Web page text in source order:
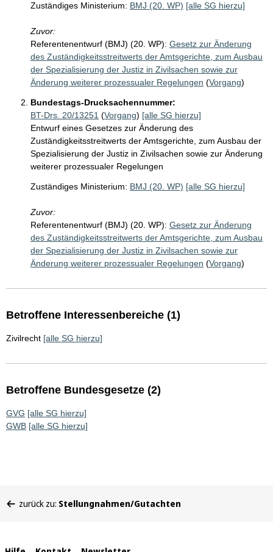
Zuständiges Ministerium: BMJ (20. WP) [alle SG hierzu]
Zuvor:
Referentenentwurf (BMJ) (20. WP): Gesetz zur Änderung
des Zuständigkeitsstreitwerts der Amtsgerichte, zum Ausbau
der Spezialisierung der Justiz in Zivilsachen sowie zur
Änderung weiterer prozessualer Regelungen (Vorgang)
Bundestags-Drucksachennummer:
BT-Drs. 20/13251 (Vorgang) [alle SG hierzu]
Entwurf eines Gesetzes zur Änderung des
Zuständigkeitsstreitwerts der Amtsgerichte, zum Ausbau der
Spezialisierung der Justiz in Zivilsachen sowie zur Änderung
weiterer prozessualer Regelungen
Zuständiges Ministerium: BMJ (20. WP) [alle SG hierzu]
Zuvor:
Referentenentwurf (BMJ) (20. WP): Gesetz zur Änderung
des Zuständigkeitsstreitwerts der Amtsgerichte, zum Ausbau
der Spezialisierung der Justiz in Zivilsachen sowie zur
Änderung weiterer prozessualer Regelungen (Vorgang)
Betroffene Interessenbereiche (1)
Zivilrecht [alle SG hierzu]
Betroffene Bundesgesetze (2)
GVG [alle SG hierzu]
GWB [alle SG hierzu]
befinden
zurück zu: Stellungnahmen/Gutachten